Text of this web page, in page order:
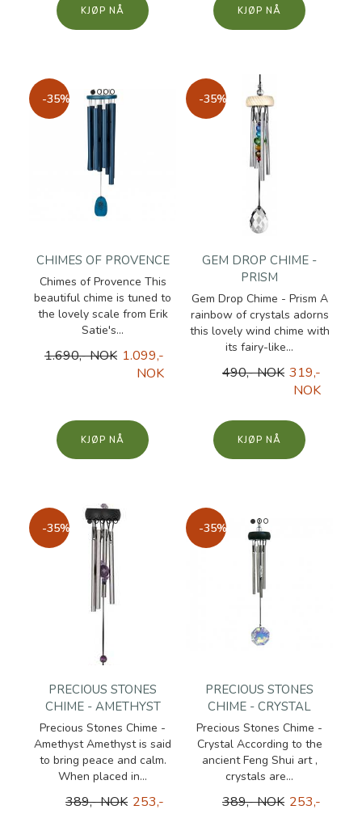
KJØP KJØP
-35%
CHIMES OF PROVENCE
Chimes of Provence This
beautiful chime is tuned to
the lovely scale from Erik
Satie's...
1.690,- NOK 1.099,-
NOK
KJØP
-35%
GEM DROP CHIME -
PRISM
Gem Drop Chime - Prism A
rainbow of crystals adorns
this lovely wind chime with
its fairy-like...
490,- NOK 319,-
NOK
KJØP
-35%
PRECIOUS STONES
CHIME - AMETHYST
Precious Stones Chime -
Amethyst Amethyst is said
to bring peace and calm.
When placed in...
389,- NOK 253,-
-35%
PRECIOUS STONES
CHIME - CRYSTAL
Precious Stones Chime -
Crystal According to the
ancient Feng Shui art ,
crystals are...
389,- NOK 253,-